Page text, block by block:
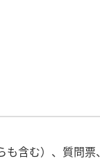
含む）、質問票、